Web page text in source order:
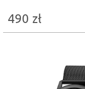
490 zł